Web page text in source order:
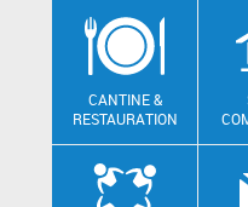
CANTINE &
RESTAURATION